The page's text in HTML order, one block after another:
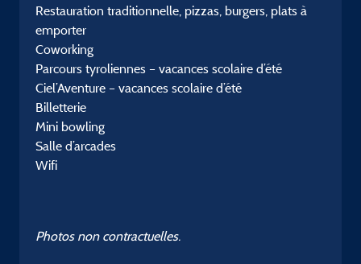
Restauration traditionnelle, pizzas, burgers, plats à
emporter
Coworking
Parcours tyroliennes – vacances scolaire d’été
Ciel’Aventure – vacances scolaire d’été
Billetterie
Mini bowling
Salle d’arcades
Wifi
Photos non contractuelles.